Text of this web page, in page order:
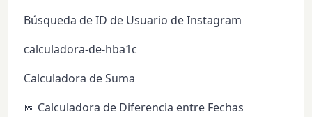
Búsqueda de ID de Usuario de Instagram
calculadora-de-hba1c
Calculadora de Suma
📅 Calculadora de Diferencia entre Fechas